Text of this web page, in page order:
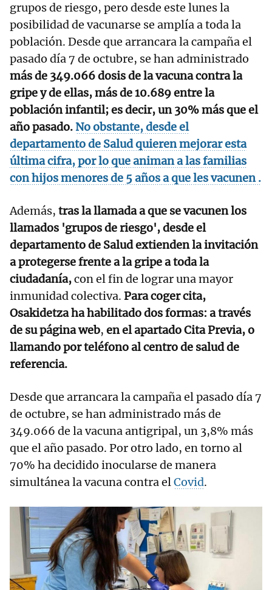
grupos de riesgo, pero desde este lunes la
posibilidad de vacunarse se amplía a toda la
población. Desde que arrancara la campaña el
pasado día 7 de octubre, se han administrado
más de 349.066 dosis de la vacuna contra la
gripe y de ellas, más de 10.689 entre la
población infantil; es decir, un 30% más que el
año pasado. No obstante, desde el
departamento de Salud quieren mejorar esta
última cifra, por lo que animan a las familias
con hijos menores de 5 años a que les vacunen .
Además, tras la llamada a que se vacunen los
llamados 'grupos de riesgo', desde el
departamento de Salud extienden la invitación
a protegerse frente a la gripe a toda la
ciudadanía,con el fin de lograr una mayor
inmunidad colectiva. Para coger cita,
Osakidetza ha habilitado dos formas: a través
de su página web, en el apartado Cita Previa, o
llamando por teléfono al centro de salud de
referencia.
Desde que arrancara la campaña el pasado día 7
de octubre, se han administrado más de
349.066 de la vacuna antigripal, un 3,8% más
que el año pasado. Por otro lado, en torno al
70% ha decidido inocularse de manera
simultánea la vacuna contra elCovid.